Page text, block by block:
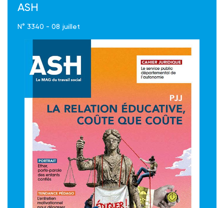
ASH
N° 3340 - 08 juillet